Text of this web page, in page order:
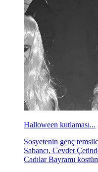
Halloween kutlaması...
Sosyetenin genç
Sabancı, Cevdet
Cadılar Bayramı